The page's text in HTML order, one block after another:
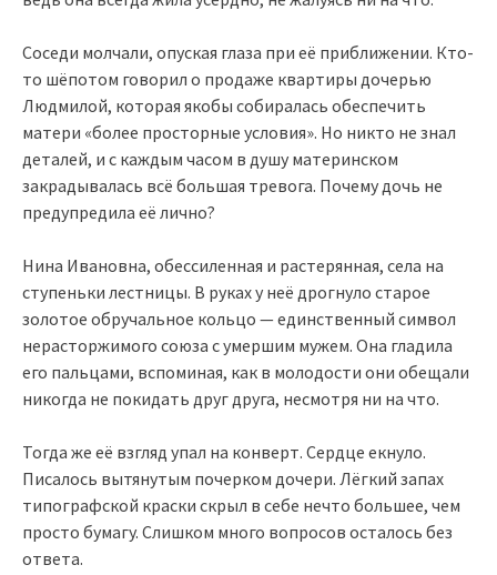
Соседи молчали, опуская глаза при её приближении. Кто-
то шёпотом говорил о продаже квартиры дочерью
Людмилой, которая якобы собиралась обеспечить
матери «более просторные условия». Но никто не знал
деталей, и с каждым часом в душу материнском
закрадывалась всё большая тревога. Почему дочь не
предупредила её лично?
Нина Ивановна, обессиленная и растерянная, села на
ступеньки лестницы. В руках у неё дрогнуло старое
золотое обручальное кольцо — единственный символ
нерасторжимого союза с умершим мужем. Она гладила
его пальцами, вспоминая, как в молодости они обещали
никогда не покидать друг друга, несмотря ни на что.
Тогда же её взгляд упал на конверт. Сердце екнуло.
Писалось вытянутым почерком дочери. Лёгкий запах
типографской краски скрыл в себе нечто большее, чем
просто бумагу. Слишком много вопросов осталось без
ответа.